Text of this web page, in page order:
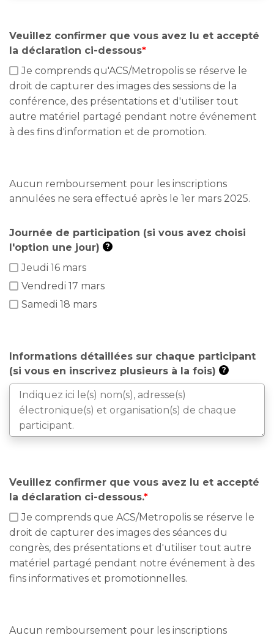
Veuillez confirmer que vous avez lu et accepté
la déclaration ci-dessous*
Je comprends qu'ACS/Metropolis se réserve le
droit de capturer des images des sessions de la
conférence, des présentations et d'utiliser tout
autre matériel partagé pendant notre événement
à des fins d'information et de promotion.
Aucun remboursement pour les inscriptions
annulées ne sera effectué après le 1er mars 2025.
Journée de participation (si vous avez choisi
l'option une jour)
?
Jeudi 16 mars
Vendredi 17 mars
Samedi 18 mars
Informations détaillées sur chaque participant
(si vous en inscrivez plusieurs à la fois)
?
Veuillez confirmer que vous avez lu et accepté
la déclaration ci-dessous.*
Je comprends que ACS/Metropolis se réserve le
droit de capturer des images des séances du
congrès, des présentations et d'utiliser tout autre
matériel partagé pendant notre événement à des
fins informatives et promotionnelles.
Aucun remboursement pour les inscriptions